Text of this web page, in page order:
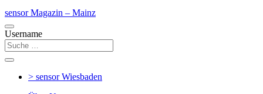
sensor Magazin – Mainz
Username
> sensorWiesbaden